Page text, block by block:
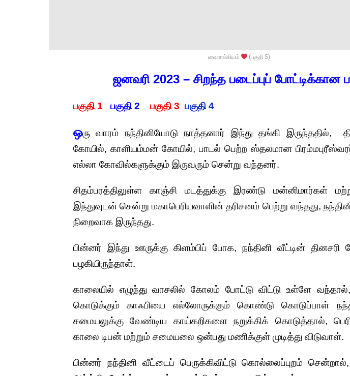
வைராக்கியம் (பகுதி 5)
ஜனவரி 2023 – சிறந்த படைப்புப் போட்டிக்கான
பகுதி 1 பகுதி 2 பகுதி 3 பகுதி 4
ஒரு வாரம் நந்தினியோடு நாத்தனார் இந்து தங்கி இருந்ததில்,
கோயில், காளியம்மன் கோயில், பாடல் பெற்ற ஸ்தலமான
எல்லா கோவில்களுக்கும் இருவரும் சென்று வந்தனர்.
சிதம்பரத்திலுள்ள காஞ்சி மடத்துக்கு இரண்டு மன்னிமார்கள்
இந்துவுடன் சென்று மகாபெரியவாளின் தரிசனம் பெற்று வந்தது,
நிறைவாக இருந்தது.
பின்னர் இந்து ஊருக்கு கிளம்பிப் போக, நந்தினி வீட்டின் தினசரி
பழகியிருந்தாள்.
காலையில் எழுந்து வாசலில் கோலம் போட்டு விட்டு உள்ளே
கொடுக்கும் காஃபியை எல்லோருக்கும் கொண்டு கொடுப்பாள்
சமையலுக்கு வேண்டிய காய்கறிகளை நறுக்கிக் கொடுத்தால்,
காலை டிபன் மற்றும் சமையலை ஒன்பது மணிக்குள் முடித்து விடுவாள்.
பின்னர் நந்தினி வீட்டைப் பெருக்கிவிட்டு கொல்லைப்புறம்